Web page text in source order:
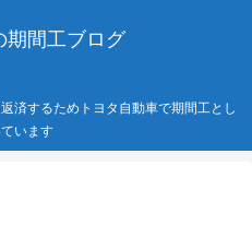
期間工ブログ
済するためトヨタ自動車で期間工とし
います